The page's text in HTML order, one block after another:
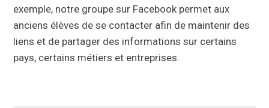
exemple, notre groupe sur Facebook permet aux
anciens élèves de se contacter afin de maintenir des
liens et de partager des informations sur certains
pays, certains métiers et entreprises.